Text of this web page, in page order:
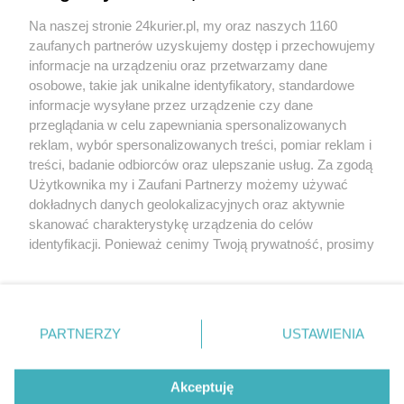
Laboratorium w pudełku ochroni rośliny [FILM]
Instytucje publiczne oszczędzają
POGODA
19℃
Zobacz prognozę na 3 dni
Copyright © 2022 Kurier Szczeciński sp. z o.o.
Wszelkie prawa zastrzeżone
Nota wydawnicza
Nota prawna
Na naszej stronie 24kurier.pl, my oraz naszych 1160
zaufanych partnerów uzyskujemy dostęp i przechowujemy
informacje na urządzeniu oraz przetwarzamy dane
osobowe, takie jak unikalne identyfikatory, standardowe
informacje wysyłane przez urządzenie czy dane
przeglądania w celu zapewniania spersonalizowanych
reklam, wybór spersonalizowanych treści, pomiar reklam i
treści, badanie odbiorców oraz ulepszanie usług. Za zgodą
Użytkownika my i Zaufani Partnerzy możemy używać
dokładnych danych geolokalizacyjnych oraz aktywnie
skanować charakterystykę urządzenia do celów
identyfikacji. Ponieważ cenimy Twoją prywatność, prosimy
prywatności znajdujący się w lewym dolnym rogu strony
. Niektóre rodzaje przetwarzania danych nie wymagają
takiemu przetwarzaniu. Preferencje będą miały
PARTNERZY USTAWIENIA
Akceptuję